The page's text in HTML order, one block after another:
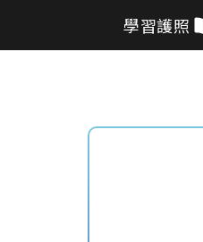
學習護照